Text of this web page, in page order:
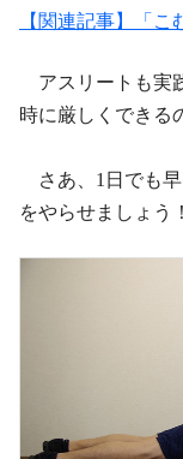
【関連記事】「
アスリートも実
時に厳しくできる
さあ、1日でも早
をやらせましょう